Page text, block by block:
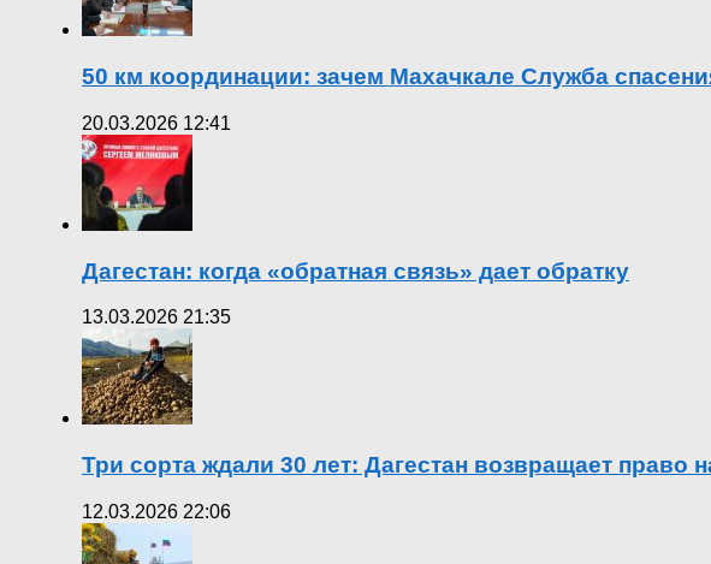
50 км координации: зачем Махачкале Служба
20.03.2026 12:41
Дагестан: когда «обратная связь» дает обратку
13.03.2026 21:35
Три сорта ждали 30 лет: Дагестан возвращает право
12.03.2026 22:06